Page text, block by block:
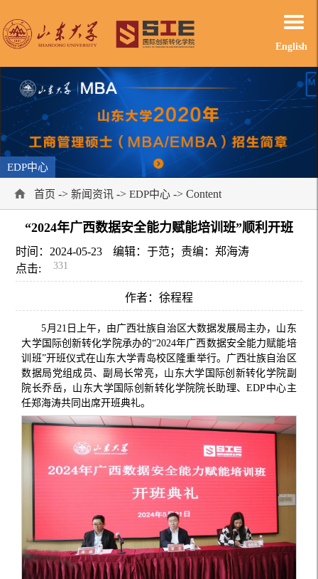
English
EDP中心
首页 -> 新闻资讯 -> EDP中心 -> Content
“2024年广西数据安全能力赋能培训班”顺利开班
时间：2024-05-23
编辑：于范；责编：郑海涛
点击:
331
作者：徐程程
5月21日上午，由广西壮族自治区大数据发展局主办，山东
大学国际创新转化学院承办的“2024年广西数据安全能力赋能培
训班”开班仪式在山东大学青岛校区隆重举行。广西壮族自治区
数据局党组成员、副局长常亮，山东大学国际创新转化学院副
院长乔岳，山东大学国际创新转化学院院长助理、EDP中心主
任郑海涛共同出席开班典礼。